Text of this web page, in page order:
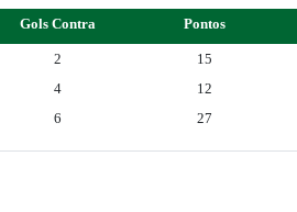
Gols Contra Pontos
2 15
4 12
6 27